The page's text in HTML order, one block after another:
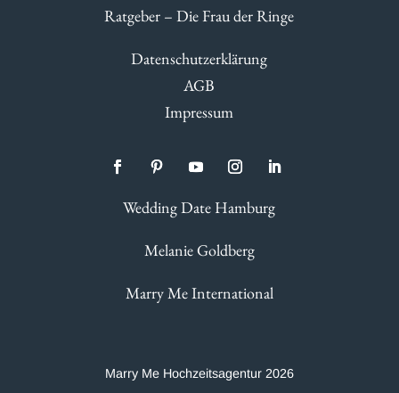
Ratgeber – Die Frau der Ringe
Datenschutzerklärung
AGB
Impressum
Wedding Date Hamburg
Melanie Goldberg
Marry Me International
Marry Me Hochzeitsagentur 2026